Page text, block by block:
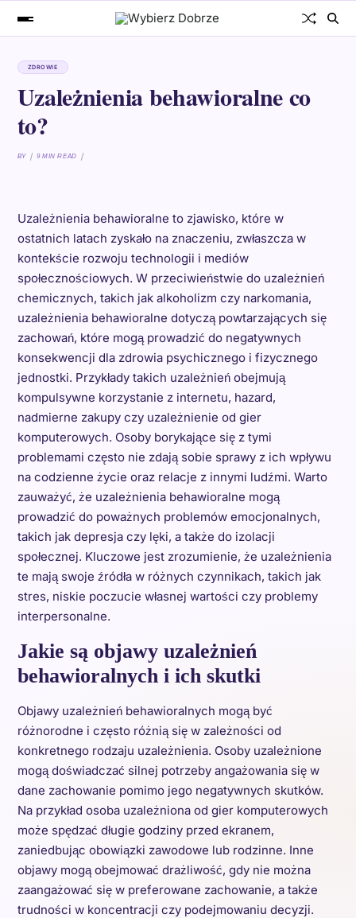
ZDROWIE
Uzależnienia behawioralne co
to?
BY 9 MIN READ
Uzależnienia behawioralne to zjawisko, które w
ostatnich latach zyskało na znaczeniu, zwłaszcza w
kontekście rozwoju technologii i mediów
społecznościowych. W przeciwieństwie do uzależnień
chemicznych, takich jak alkoholizm czy narkomania,
uzależnienia behawioralne dotyczą powtarzających się
zachowań, które mogą prowadzić do negatywnych
konsekwencji dla zdrowia psychicznego i fizycznego
jednostki. Przykłady takich uzależnień obejmują
kompulsywne korzystanie z internetu, hazard,
nadmierne zakupy czy uzależnienie od gier
komputerowych. Osoby borykające się z tymi
problemami często nie zdają sobie sprawy z ich wpływu
na codzienne życie oraz relacje z innymi ludźmi. Warto
zauważyć, że uzależnienia behawioralne mogą
prowadzić do poważnych problemów emocjonalnych,
takich jak depresja czy lęki, a także do izolacji
społecznej. Kluczowe jest zrozumienie, że uzależnienia
te mają swoje źródła w różnych czynnikach, takich jak
stres, niskie poczucie własnej wartości czy problemy
interpersonalne.
Jakie są objawy uzależnień
behawioralnych i ich skutki
Objawy uzależnień behawioralnych mogą być
różnorodne i często różnią się w zależności od
konkretnego rodzaju uzależnienia. Osoby uzależnione
mogą doświadczać silnej potrzeby angażowania się w
dane zachowanie pomimo jego negatywnych skutków.
Na przykład osoba uzależniona od gier komputerowych
może spędzać długie godziny przed ekranem,
zaniedbując obowiązki zawodowe lub rodzinne. Inne
objawy mogą obejmować drażliwość, gdy nie można
zaangażować się w preferowane zachowanie, a także
trudności w koncentracji czy podejmowaniu decyzji.